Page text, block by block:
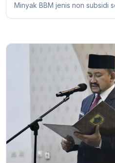
Minyak BBM jenis non subsidi